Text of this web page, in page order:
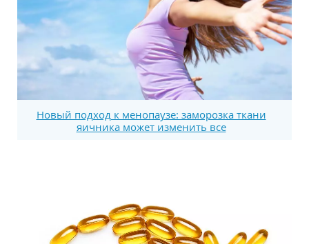
Новый подход к менопаузе: заморозка ткани
яичника может изменить все